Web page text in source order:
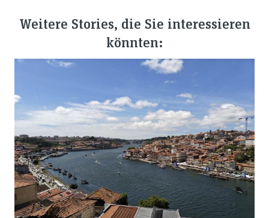
Weitere Stories, die Sie interessieren
könnten: